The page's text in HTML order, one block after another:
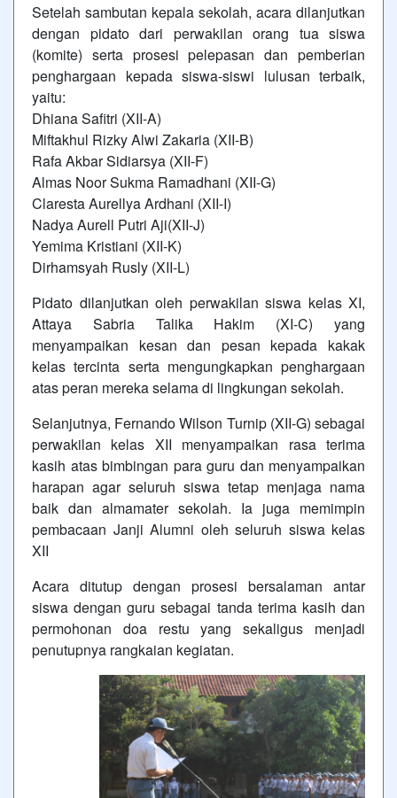
Setelah sambutan kepala sekolah, acara dilanjutkan
dengan pidato dari perwakilan orang tua siswa
(komite) serta prosesi pelepasan dan pemberian
penghargaan kepada siswa-siswi lulusan terbaik,
yaitu:
Dhiana Safitri (XII-A)
Miftakhul Rizky Alwi Zakaria (XII-B)
Rafa Akbar Sidiarsya (XII-F)
Almas Noor Sukma Ramadhani (XII-G)
Claresta Aurellya Ardhani (XII-I)
Nadya Aurell Putri Aji(XII-J)
Yemima Kristiani (XII-K)
Dirhamsyah Rusly (XII-L)
Pidato dilanjutkan oleh perwakilan siswa kelas XI,
Attaya Sabria Talika Hakim (XI-C) yang
menyampaikan kesan dan pesan kepada kakak
kelas tercinta serta mengungkapkan penghargaan
atas peran mereka selama di lingkungan sekolah.
Selanjutnya, Fernando Wilson Turnip (XII-G) sebagai
perwakilan kelas XII menyampaikan rasa terima
kasih atas bimbingan para guru dan menyampaikan
harapan agar seluruh siswa tetap menjaga nama
baik dan almamater sekolah. Ia juga memimpin
pembacaan Janji Alumni oleh seluruh siswa kelas
XII
Acara ditutup dengan prosesi bersalaman antar
siswa dengan guru sebagai tanda terima kasih dan
permohonan doa restu yang sekaligus menjadi
penutupnya rangkaian kegiatan.